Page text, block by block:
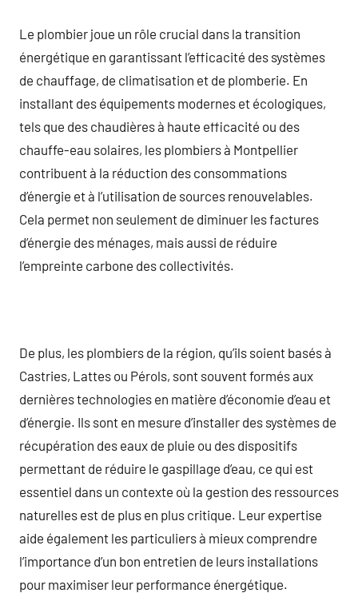
Le plombier joue un rôle crucial dans la transition
énergétique en garantissant l’efficacité des systèmes
de chauffage, de climatisation et de plomberie. En
installant des équipements modernes et écologiques,
tels que des chaudières à haute efficacité ou des
chauffe-eau solaires, les plombiers à Montpellier
contribuent à la réduction des consommations
d’énergie et à l’utilisation de sources renouvelables.
Cela permet non seulement de diminuer les factures
d’énergie des ménages, mais aussi de réduire
l’empreinte carbone des collectivités.
De plus, les plombiers de la région, qu’ils soient basés à
Castries, Lattes ou Pérols, sont souvent formés aux
dernières technologies en matière d’économie d’eau et
d’énergie. Ils sont en mesure d’installer des systèmes de
récupération des eaux de pluie ou des dispositifs
permettant de réduire le gaspillage d’eau, ce qui est
essentiel dans un contexte où la gestion des ressources
naturelles est de plus en plus critique. Leur expertise
aide également les particuliers à mieux comprendre
l’importance d’un bon entretien de leurs installations
pour maximiser leur performance énergétique.